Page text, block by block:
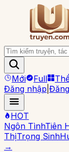
Mới Full
Đăng nhập
HOT
Ngôn TìnhTiên
ThịTrọng Sinh
→